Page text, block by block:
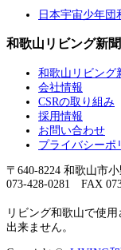
日本宇宙少年団
和歌山リビング新
和歌山リビング
会社情報
CSRの取り組み
採用情報
お問い合わせ
プライバシーポ
〒640-8224 和歌山市
073-428-0281 FAX
リビング和歌山で使
出来ません。